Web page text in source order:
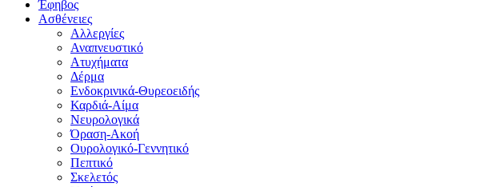
Έφηβος
Ασθένειες
Αλλεργίες
Αναπνευστικό
Ατυχήματα
Δέρμα
Ενδοκρινικά-Θυρεοειδής
Καρδιά-Αίμα
Νευρολογικά
Όραση-Ακοή
Ουρολογικό-Γεννητικό
Πεπτικό
Σκελετός